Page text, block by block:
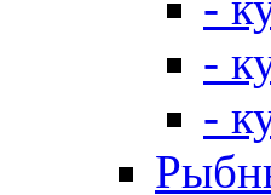
-
-